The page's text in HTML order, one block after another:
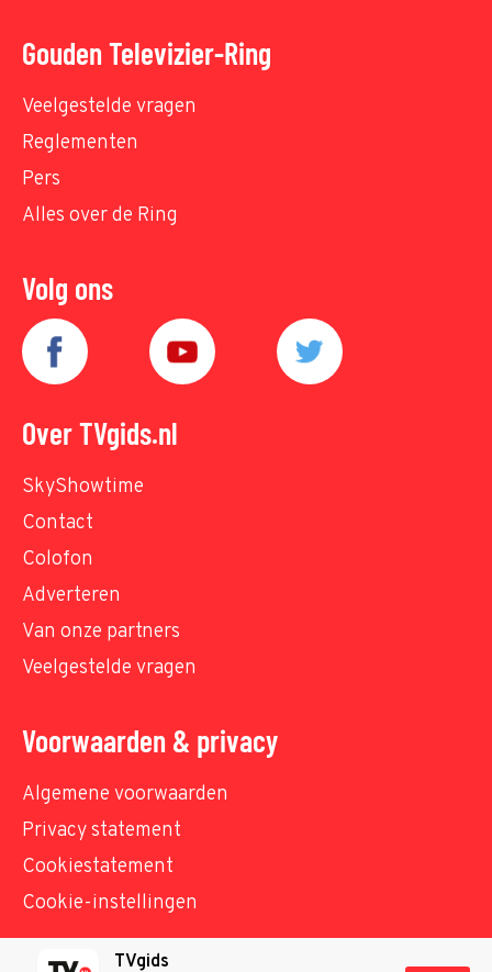
Gouden Televizier-Ring
Veelgestelde vragen
Reglementen
Pers
Alles over de Ring
Volg ons
Over TVgids.nl
SkyShowtime
Contact
Colofon
Adverteren
Van onze partners
Veelgestelde vragen
Voorwaarden & privacy
Algemene voorwaarden
Privacy statement
Cookiestatement
Cookie-instellingen
TVgids